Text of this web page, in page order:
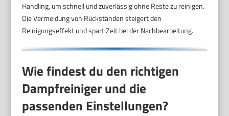
Handling, um schnell und zuverlässig ohne Reste zu reinigen.
Die Vermeidung von Rückständen steigert den
Reinigungseffekt und spart Zeit bei der Nachbearbeitung.
Wie findest du den richtigen
Dampfreiniger und die
passenden Einstellungen?